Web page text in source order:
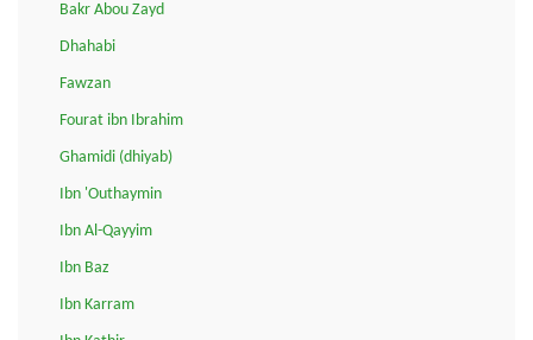
Bakr Abou Zayd
Dhahabi
Fawzan
Fourat ibn Ibrahim
Ghamidi (dhiyab)
Ibn 'Outhaymin
Ibn Al-Qayyim
Ibn Baz
Ibn Karram